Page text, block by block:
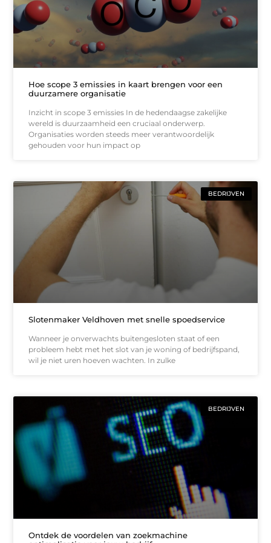
Hoe scope 3 emissies in kaart brengen voor een
duurzamere organisatie
Inzicht in scope 3 emissies In de hedendaagse zakelijke
wereld is duurzaamheid een cruciaal onderwerp.
Organisaties worden steeds meer verantwoordelijk
gehouden voor hun impact op
BEDRIJVEN
Slotenmaker Veldhoven met snelle spoedservice
Wanneer je onverwachts buitengesloten staat of een
probleem hebt met het slot van je woning of bedrijfspand,
wil je niet uren hoeven wachten. In zulke
BEDRIJVEN
Ontdek de voordelen van zoekmachine